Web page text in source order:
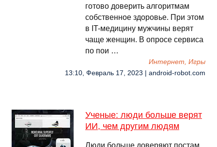
готово доверить алгоритмам
собственное здоровье. При этом
в IT-медицину мужчины верят
чаще женщин. В опросе сервиса
по пои …
Интернет, Игры
13:10, Февраль 17, 2023 | android-robot.com
Ученые: люди больше верят
ИИ, чем другим людям
Люди больше доверяют постам